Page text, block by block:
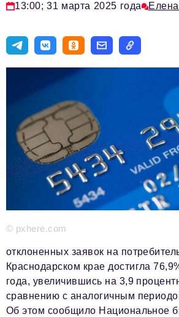
Сделано в России
Точки роста
Инвестиции
Управление
Красота и здоровье
Технологии
Политика
Промышленность
13:00; 31 марта 2025 года
© pxhere.com
отклоненных заявок на
Краснодарском крае достигла
года, увеличившись на 3,9
сравнению с аналогичным
Об этом сообщило Национальное